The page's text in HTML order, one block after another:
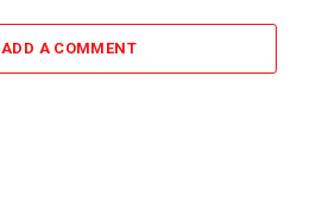
ADD A COMMENT